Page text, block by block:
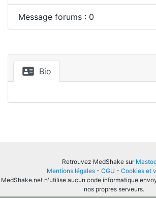
Message forums : 0
Bio
Retrouvez MedShake sur
Mentions légales - CGU - Cookies et
MedShake.net n'utilise aucun code informatique
nos propres serveurs.